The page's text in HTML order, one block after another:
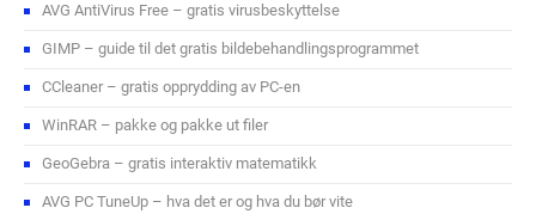
AVG AntiVirus Free – gratis virusbeskyttelse
GIMP – guide til det gratis bildebehandlingsprogrammet
CCleaner – gratis opprydding av PC-en
WinRAR – pakke og pakke ut filer
GeoGebra – gratis interaktiv matematikk
AVG PC TuneUp – hva det er og hva du bør vite